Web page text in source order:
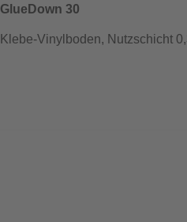
GlueDown 30
Klebe-Vinylboden, Nutzschicht